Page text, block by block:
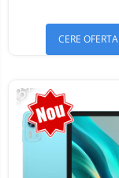
CERE OFERTA
-13%